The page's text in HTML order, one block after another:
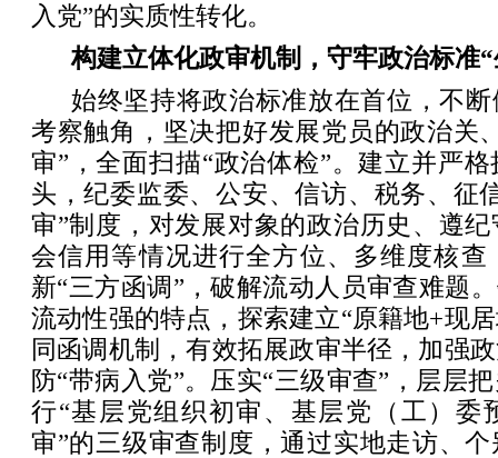
入党”的实质性转化。
构建立体化政审机制，守牢政治标准
始终坚持将政治标准放在首位，不
考察触角，坚决把好发展党员的政治关
审”，全面扫描“政治体检”。建立并严
头，纪委监委、公安、信访、税务、征
审”制度，对发展对象的政治历史、遵
会信用等情况进行全方位、多维度核查
新“三方函调”，破解流动人员审查难题
流动性强的特点，探索建立“原籍地+现
同函调机制，有效拓展政审半径，加强
防“带病入党”。压实“三级审查”，层层
行“基层党组织初审、基层党（工）委
审”的三级审查制度，通过实地走访、